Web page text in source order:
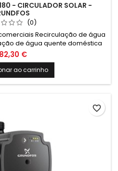
- CIRCULADOR SOLAR -
(0)
Recirculação de água
de água quente doméstica
Aquecimento industrial
€
ao carrinho
favorite_border